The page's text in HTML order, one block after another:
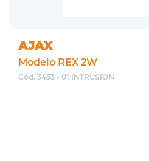
AJAX
Modelo REX 2W
Cód. 3453 - 01 INTRUSION